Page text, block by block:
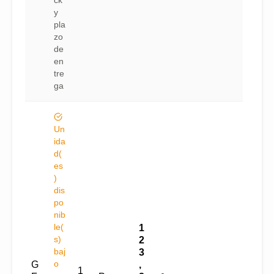
y
pla
zo
de
en
tre
ga
G
Un
ida
d(
es
)
dis
po
nib
le(
s)
baj
o
1
1
2
3
,